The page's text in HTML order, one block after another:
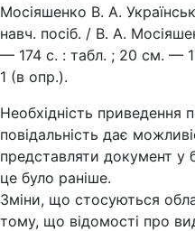
Мосіяшенко В. А.
навч. посіб. / В. А.
— 174 с. : табл. ; 20 см. —
1 (в опр.).
Необхідність приведення
повідальність дає
представляти документ у
це було раніше.
Зміни, що стосуються
тому, що відомості про